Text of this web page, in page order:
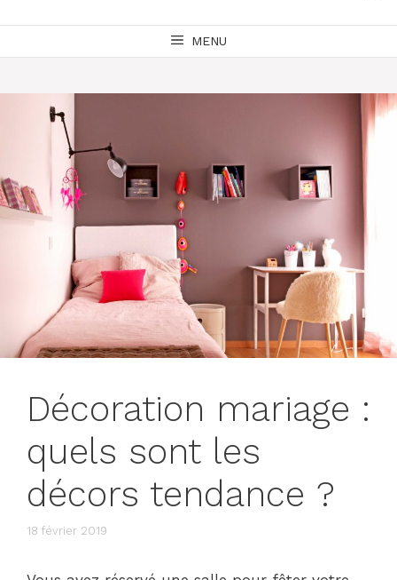
MENU
Décoration mariage :
quels sont les
décors tendance ?
18 février 2019